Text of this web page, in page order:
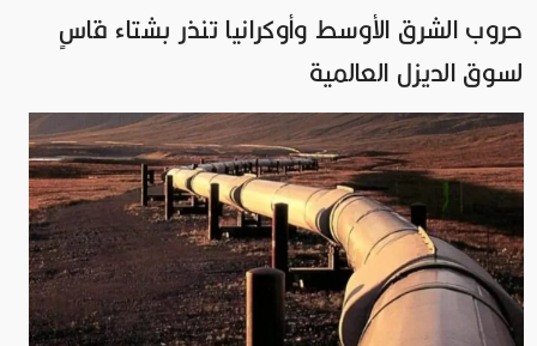
حروب الشرق الأوسط وأوكرانيا تنذر بشتاء قاسٍ
لسوق الديزل العالمية